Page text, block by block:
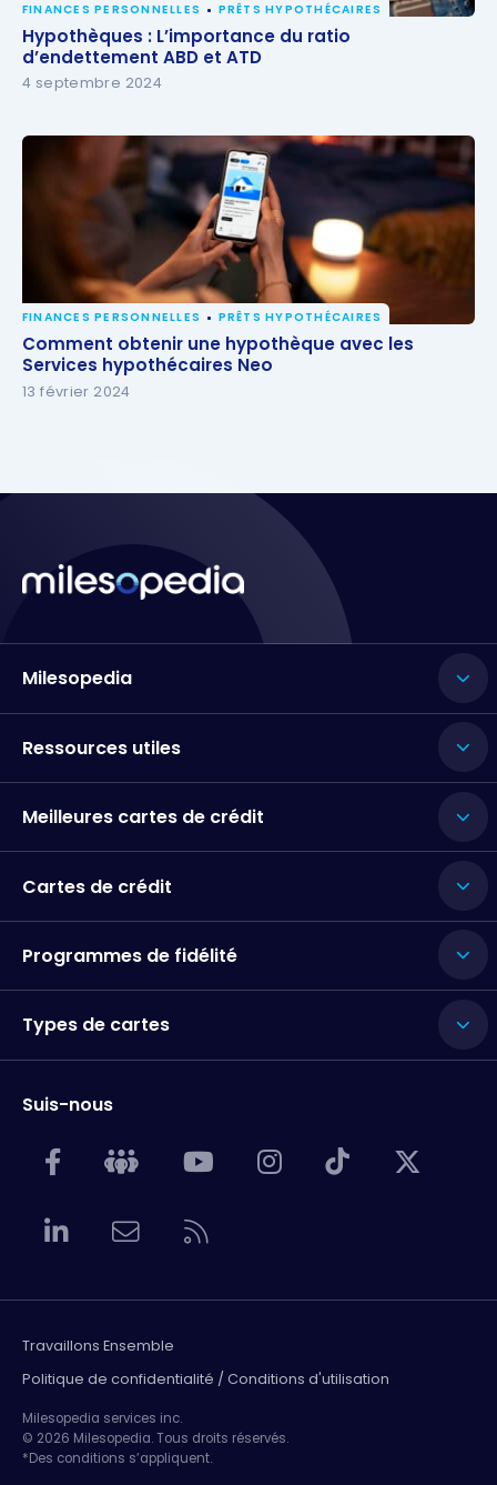
Hypothèques : L’importance du ratio
d’endettement ABD et ATD
FINANCES PERSONNELLES PRÊTS HYPOTHÉCAIRES
Hypothèques : L’importance du ratio
d’endettement ABD et ATD
4 septembre 2024
Comment obtenir une hypothèque avec les
Services hypothécaires Neo
FINANCES PERSONNELLES PRÊTS HYPOTHÉCAIRES
Comment obtenir une hypothèque avec les
Services hypothécaires Neo
13 février 2024
Milesopedia
Ressources utiles
Meilleures cartes de crédit
Cartes de crédit
Programmes de fidélité
Types de cartes
Suis-nous
Travaillons Ensemble
Politique de confidentialité / Conditions d'utilisation
Milesopedia services inc.
© 2026 Milesopedia. Tous droits réservés.
*Des conditions s’appliquent.